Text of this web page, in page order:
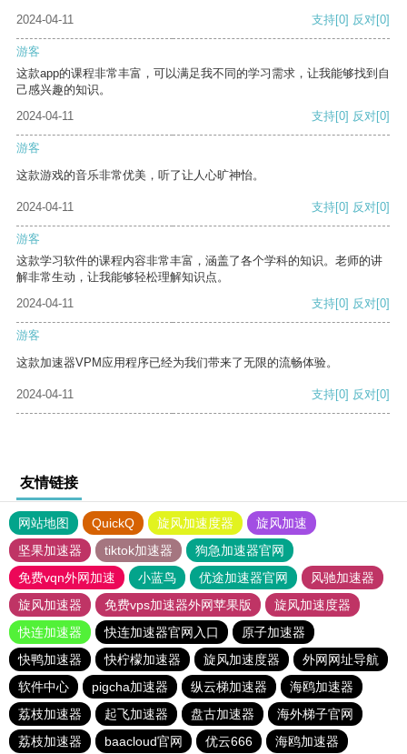
2024-04-11 支持[0] 反对[0]
游客
这款app的课程非常丰富，可以满足我不同的学习需求，让我能够找到自
己感兴趣的知识。
2024-04-11
支持[0] 反对[0]
游客
这款游戏的音乐非常优美，听了让人心旷神怡。
2024-04-11 支持[0] 反对[0]
游客
这款学习软件的课程内容非常丰富，涵盖了各个学科的知识。老师的讲
解非常生动，让我能够轻松理解知识点。
2024-04-11
支持[0] 反对[0]
游客
这款加速器VPM应用程序已经为我们带来了无限的流畅体验。
2024-04-11 支持[0] 反对[0]
友情链接
网站地图 QuickQ 旋风加速度器
旋风加速
坚果加速器
tiktok加速器
狗急加速器官网
免费vqn外网加速
小蓝鸟 优途加速器官网
风驰加速器
旋风加速器
免费vps加速器外网苹果版
旋风加速度器
快连加速器
快连加速器官网入口
原子加速器
快鸭加速器
快柠檬加速器 旋风加速度器
外网网址导航
软件中心
pigcha加速器 纵云梯加速器
海鸥加速器
荔枝加速器
起飞加速器 盘古加速器
海外梯子官网
荔枝加速器
baacloud官网 优云666 海鸥加速器